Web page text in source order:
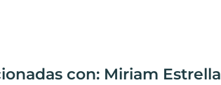
con: Miriam Estrella